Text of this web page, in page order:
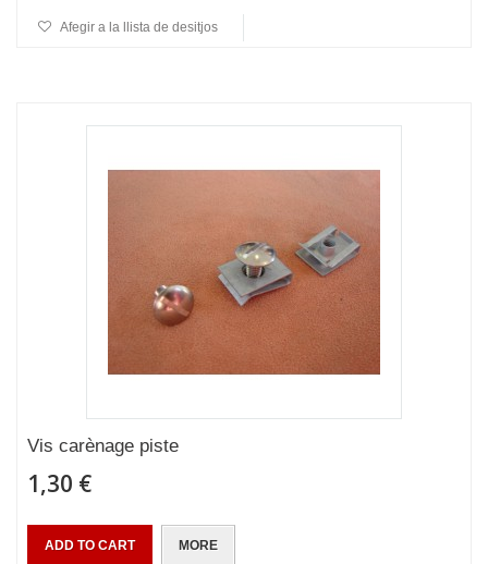
Afegir a la llista de desitjos
Vis carènage piste
1,30 €
ADD TO CART MORE